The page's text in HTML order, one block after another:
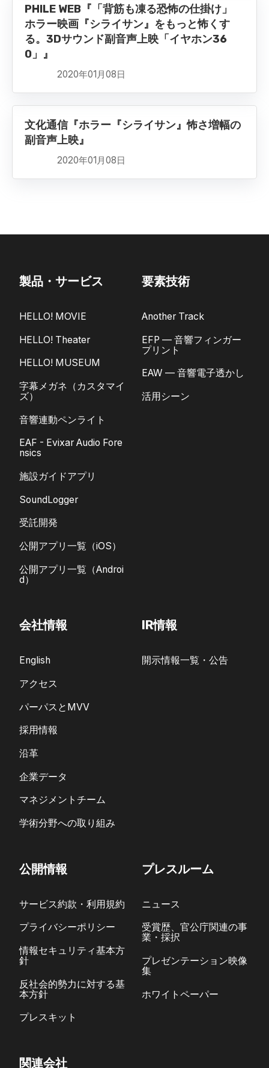
PHILE WEB『「背筋も凍る恐怖の仕掛け」
ホラー映画『シライサン』をもっと怖くす
る。3Dサウンド副音声上映「イヤホン36
0」』
2020年01月08日
文化通信『ホラー『シライサン』怖さ増幅の
副音声上映』
2020年01月08日
製品・サービス
HELLO! MOVIE
HELLO! Theater
HELLO! MUSEUM
字幕メガネ（カスタマイ
ズ）
音響連動ペンライト
EAF - Evixar Audio Fore
nsics
施設ガイドアプリ
SoundLogger
受託開発
公開アプリ一覧（iOS）
公開アプリ一覧（Androi
d）
要素技術
Another Track
EFP — 音響フィンガー
プリント
EAW — 音響電子透かし
活用シーン
会社情報
English
アクセス
パーパスとMVV
採用情報
沿革
企業データ
マネジメントチーム
学術分野への取り組み
IR情報
開示情報一覧・公告
公開情報
サービス約款・利用規約
プライバシーポリシー
情報セキュリティ基本方
針
反社会的勢力に対する基
本方針
プレスキット
プレスルーム
ニュース
受賞歴、官公庁関連の事
業・採択
プレゼンテーション映像
集
ホワイトペーパー
関連会社